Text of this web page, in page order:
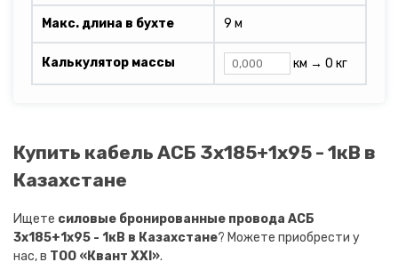
Макс. длина в бухте 9 м
Калькулятор массы км → 0 кг
Купить кабель АСБ 3х185+1х95 - 1кВ в
Казахстане
Ищете силовые бронированные провода АСБ
3х185+1х95 - 1кВ в Казахстане? Можете приобрести у
нас, в ТОО «Квант XXI».